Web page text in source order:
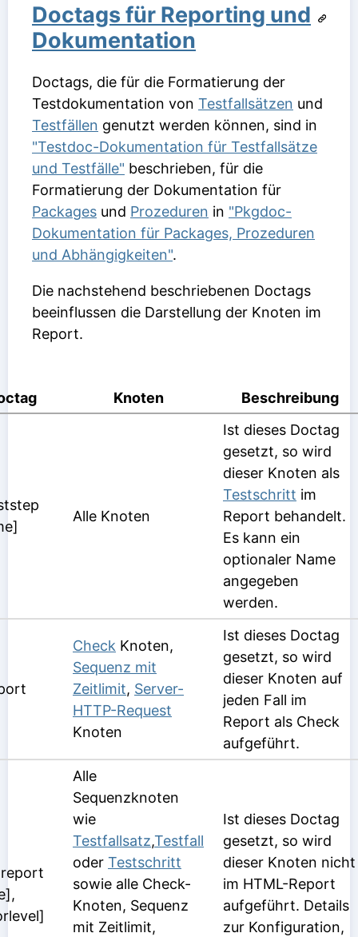
Doctags für Reporting und
Dokumentation
Doctags, die für die Formatierung der
Testdokumentation von Testfallsätzen und
Testfällen genutzt werden können, sind in
"Testdoc-Dokumentation für Testfallsätze
und Testfälle" beschrieben, für die
Formatierung der Dokumentation für
Packages und Prozeduren in "Pkgdoc-
Dokumentation für Packages, Prozeduren
und Abhängigkeiten".
Die nachstehend beschriebenen Doctags
beeinflussen die Darstellung der Knoten im
Report.
Knoten Beschreibung
Alle Knoten
Ist dieses Doctag
gesetzt, so wird
dieser Knoten als
Testschritt im
Report behandelt.
Es kann ein
optionaler Name
angegeben
werden.
Check Knoten,
Sequenz mit
Zeitlimit, Server-
HTTP-Request
Knoten
Ist dieses Doctag
gesetzt, so wird
dieser Knoten auf
jeden Fall im
Report als Check
aufgeführt.
Alle
Sequenzknoten
wie
Testfallsatz,Testfall
oder Testschritt
sowie alle Check-
Knoten, Sequenz
mit Zeitlimit,
Ist dieses Doctag
gesetzt, so wird
dieser Knoten nicht
im HTML-Report
aufgeführt. Details
zur Konfiguration,